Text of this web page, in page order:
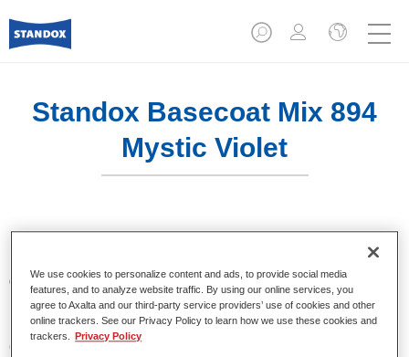
Standox Basecoat Mix 894
Mystic Violet
relleno y buena opacidad. Destaca por su superior precisión
del color y fácil difuminado. Recomendado para un
repintado profesional.
Características del producto
We use cookies to personalize content and ads, to provide social media
features, and to analyze website traffic. By using our online services, you
agree to Axalta and our third-party service providers’ use of cookies and other
online trackers. See our Privacy Policy to learn how we use these cookies and
trackers.
Privacy Policy